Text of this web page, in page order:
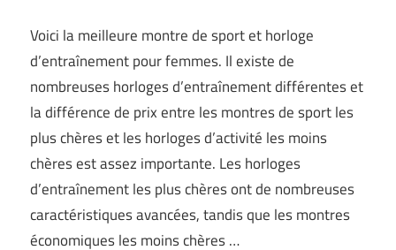
Voici la meilleure montre de sport et horloge
d’entraînement pour femmes. Il existe de
nombreuses horloges d’entraînement différentes et
la différence de prix entre les montres de sport les
plus chères et les horloges d’activité les moins
chères est assez importante. Les horloges
d’entraînement les plus chères ont de nombreuses
caractéristiques avancées, tandis que les montres
économiques les moins chères …